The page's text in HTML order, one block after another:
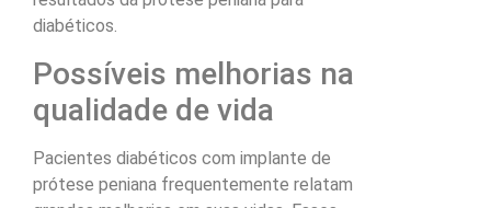
diabéticos.
Possíveis melhorias na
qualidade de vida
Pacientes diabéticos com implante de
prótese peniana frequentemente relatam